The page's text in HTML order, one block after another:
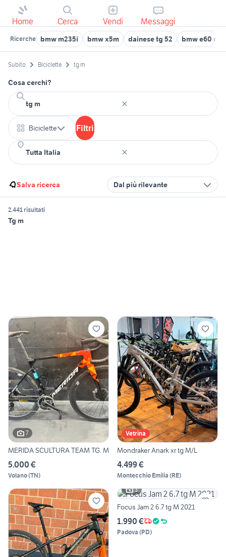
Home Cerca Vendi Messaggi
Ricerche bmw m235i bmw x5m dainese tg 52 bmw e60 m
Subito Biciclette tg m
Cosa cerchi?
Biciclette Filtri
Salva ricerca Dal più rilevante
2.441 risultati
Tg m
7
MERIDA SCULTURA TEAM TG. M
5.000 €
Volano(TN)
Vetrina
Mondraker Anark xr tg M/L
4.499 €
Montecchio Emilia (RE)
3
Focus Jam 2 6.7 tg M 2021
1.990 €
Padova (PD)